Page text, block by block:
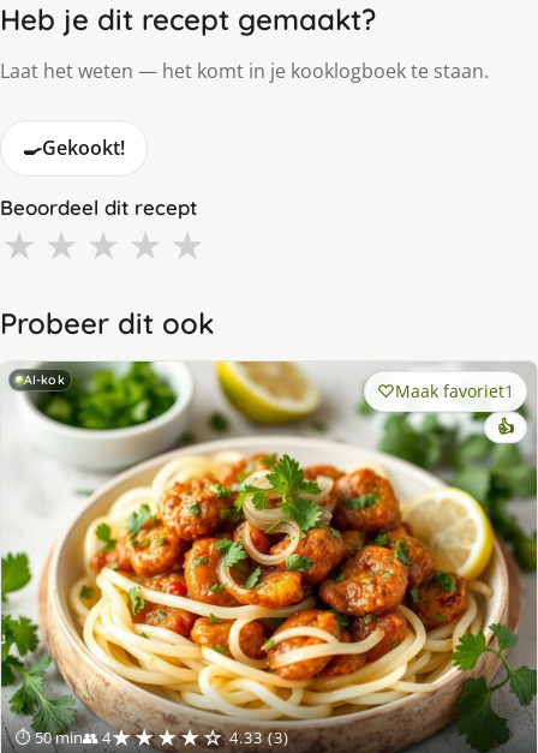
Heb je dit recept gemaakt?
Laat het weten — het komt in je kooklogboek te staan.
🍳Gekookt!
Beoordeel dit recept
★ ★ ★ ★ ★
Probeer dit ook
AI-kok
⏱ 50 min👥 4★★★★☆ 4.33 (3)
Maak favoriet1
👍